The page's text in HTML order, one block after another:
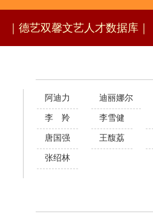
｜德艺双馨文艺人才数据库｜
阿迪力 迪丽娜尔
李 羚 李雪健
唐国强 王馥荔
张绍林